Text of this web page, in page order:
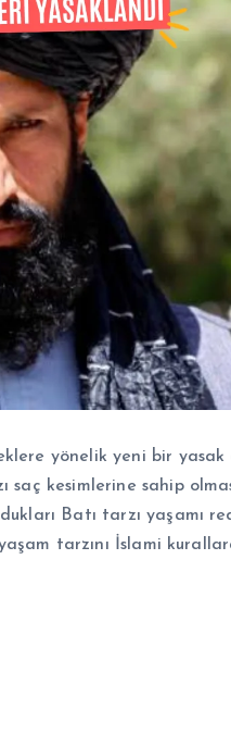
yönelik yeni bir
kesimlerine sahip
Batı tarzı yaşamı
tarzını İslami